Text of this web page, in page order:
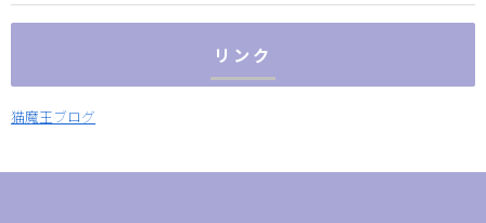
リンク
猫魔王ブログ